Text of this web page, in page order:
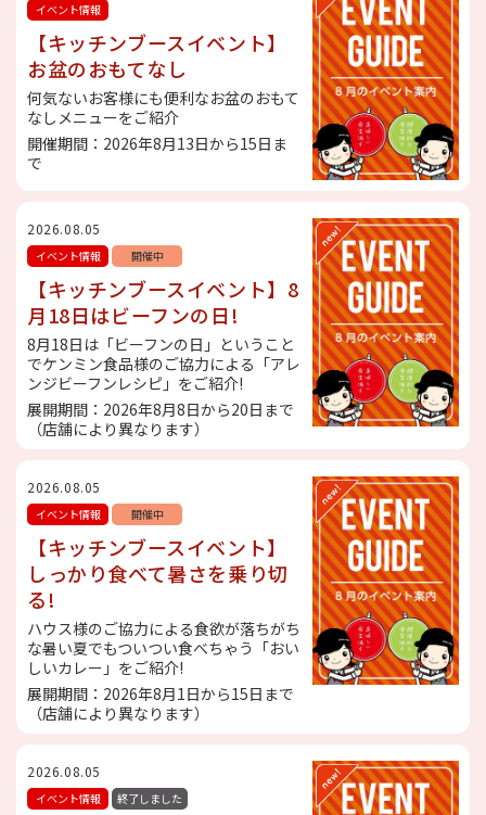
イベント情報
【キッチンブースイベント】
お盆のおもてなし
何気ないお客様にも便利なお盆のおもて
なしメニューをご紹介
開催期間：2026年8月13日から15日ま
で
2026.08.05
イベント情報 開催中
【キッチンブースイベント】8
月18日はビーフンの日!
8月18日は「ビーフンの日」ということ
でケンミン食品様のご協力による「アレ
ンジビーフンレシピ」をご紹介!
展開期間：2026年8月8日から20日まで
（店舗により異なります）
2026.08.05
イベント情報 開催中
【キッチンブースイベント】
しっかり食べて暑さを乗り切
る!
ハウス様のご協力による食欲が落ちがち
な暑い夏でもついつい食べちゃう「おい
しいカレー」をご紹介!
展開期間：2026年8月1日から15日まで
（店舗により異なります）
2026.08.05
イベント情報 終了しました